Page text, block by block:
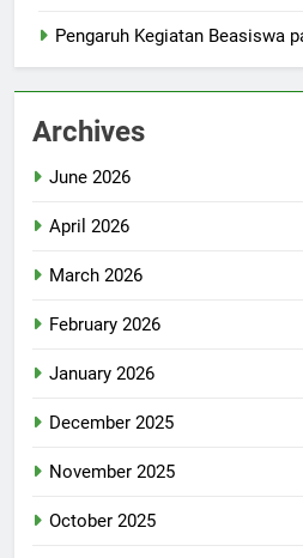
Pengaruh Kegiatan Beasiswa
Archives
June 2026
April 2026
March 2026
February 2026
January 2026
December 2025
November 2025
October 2025